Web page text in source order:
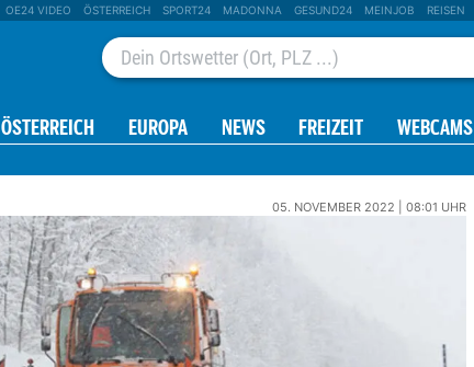
OE24 VIDEO ÖSTERREICH SPORT24 MADONNA GESUND24 MEINJOB REISEN
ÖSTERREICH EUROPA NEWS FREIZEIT WEBCAMS
05. NOVEMBER 2022 | 08:01 UHR